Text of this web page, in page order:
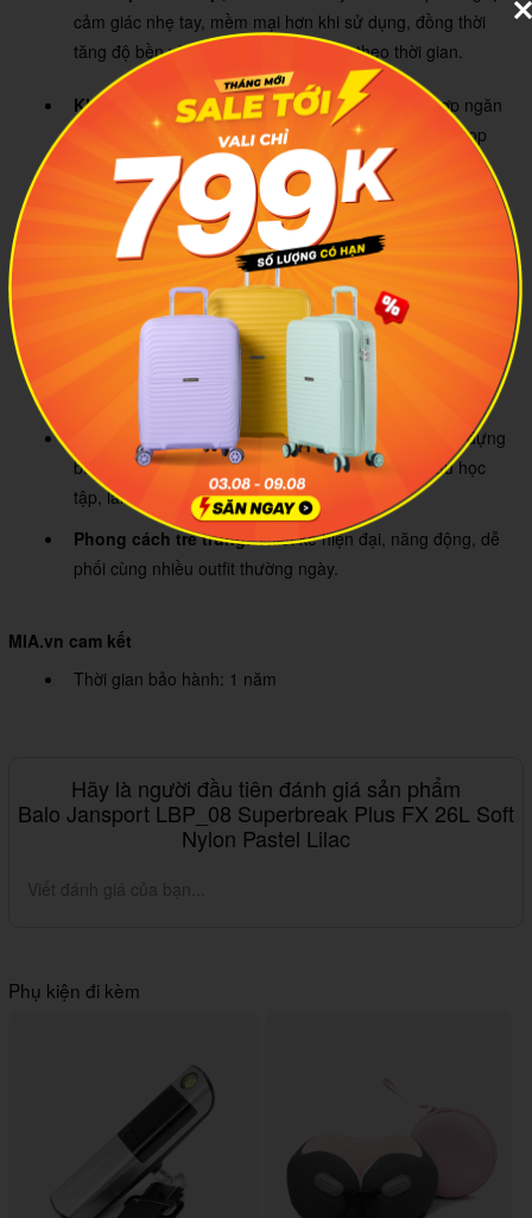
cảm giác nhẹ tay, mềm mại hơn khi sử dụng, đồng thời
tăng độ bền và giữ form balo ổn định theo thời gian.
Không gian chứa rộng rãi:Dung tích 26L kết hợp ngăn
chính lớn giúp dễ dàng sắp xếp sách vở, tài liệu, laptop
hoặc các vật dụng cần thiết cho lịch trình mỗi ngày.
Phân chia ngăn thông minh:Tích hợp nhiều ngăn phụ
phía trước và bên trong giúp dễ dàng phân loại các vật
dụng cá nhân như sạc, tai nghe, chìa khóa hoặc phụ kiện
Thoải mái khi mang:Quai đeo đệm êm kết hợp thiết kế
công thái học giúp giảm áp lực lên vai và mang lại cảm
giác dễ chịu khi sử dụng trong thời gian dài.
Thiết kế tiện lợi hằng ngày:Hai ngăn hông hỗ trợ đựng
bình nước hoặc ô gấp, thuận tiện hơn cho nhu cầu học
tập, làm việc và di chuyển liên tục.
Phong cách trẻ trung:Thiết kế hiện đại, năng động, dễ
phối cùng nhiều outfit thường ngày.
MIA.vn cam kết
Thời gian bảo hành: 1 năm
Hãy là người đầu tiên đánh giá sản phẩm
Balo Jansport LBP_08 Superbreak Plus FX 26L Soft
Nylon Pastel Lilac
Viết đánh giá của bạn...
Phụ kiện đi kèm